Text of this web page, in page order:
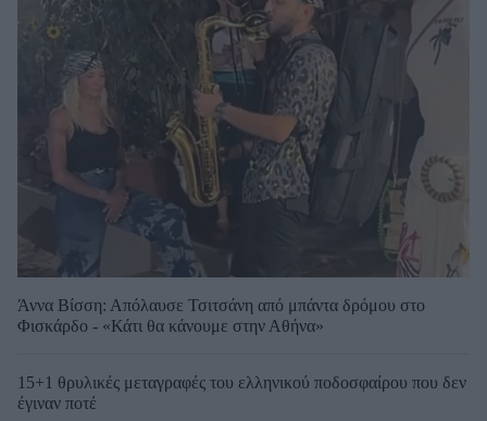
Άννα Βίσση: Απόλαυσε Τσιτσάνη από μπάντα δρόμου στο
Φισκάρδο - «Κάτι θα κάνουμε στην Αθήνα»
15+1 θρυλικές μεταγραφές του ελληνικού ποδοσφαίρου που δεν
έγιναν ποτέ